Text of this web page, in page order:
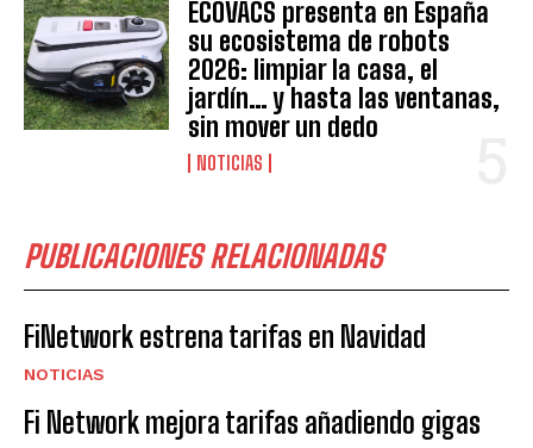
ECOVACS presenta en España
su ecosistema de robots
2026: limpiar la casa, el
jardín… y hasta las ventanas,
sin mover un dedo
NOTICIAS
PUBLICACIONES RELACIONADAS
FiNetwork estrena tarifas en Navidad
NOTICIAS
Fi Network mejora tarifas añadiendo gigas